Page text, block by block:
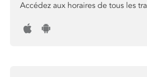
Accédez aux horaires de tous les